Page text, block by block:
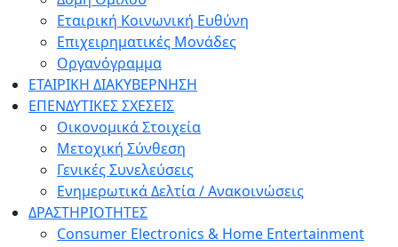
Εταιρική Κοινωνική Ευθύνη
Επιχειρηματικές Μονάδες
Οργανόγραμμα
ΕΤΑΙΡΙΚΗ ΔΙΑΚΥΒΕΡΝΗΣΗ
ΕΠΕΝΔΥΤΙΚΕΣ ΣΧΕΣΕΙΣ
Οικονομικά Στοιχεία
Μετοχική Σύνθεση
Γενικές Συνελεύσεις
Ενημερωτικά Δελτία / Ανακοινώσεις
ΔΡΑΣΤΗΡΙΟΤΗΤΕΣ
Consumer Electronics & Home Entertainment